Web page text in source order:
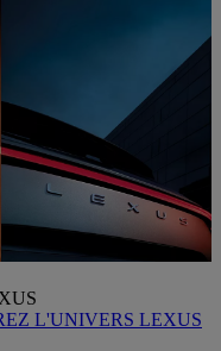
L'UNIVERS LEXUS